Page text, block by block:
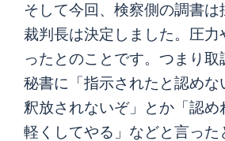
そして今回、検察側の調書は
裁判長は決定しました。圧力
ったとのことです。つまり
秘書に「指示されたと認めな
釈放されないぞ」とか「認め
軽くしてやる」などと言った